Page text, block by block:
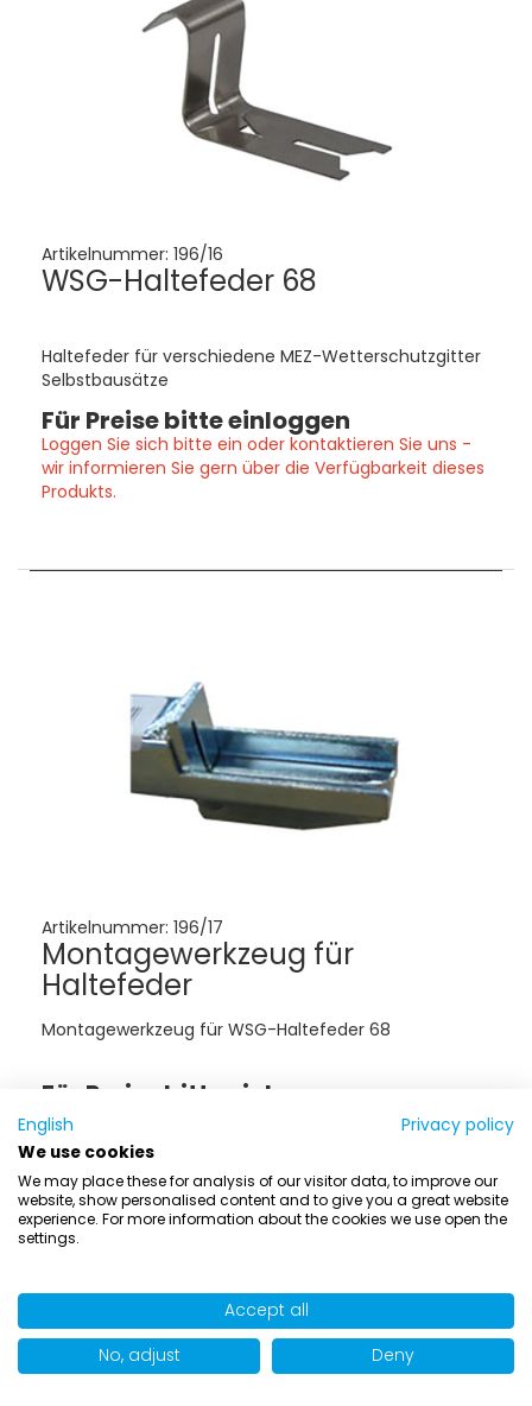
Artikelnummer: 196/16
WSG-Haltefeder 68
Haltefeder für verschiedene MEZ-Wetterschutzgitter
Selbstbausätze
Für Preise bitte einloggen
Loggen Sie sich bitte ein oder kontaktieren Sie uns -
wir informieren Sie gern über die Verfügbarkeit dieses
Produkts.
Artikelnummer: 196/17
Montagewerkzeug für
Haltefeder
Montagewerkzeug für WSG-Haltefeder 68
Für Preise bitte einloggen
Loggen Sie sich bitte ein oder kontaktieren Sie uns -
wir informieren Sie gern über die Verfügbarkeit dieses
Produkts.
English
Privacy policy
We use cookies
We may place these for analysis of our visitor data, to improve our
website, show personalised content and to give you a great website
experience. For more information about the cookies we use open the
settings.
Accept all
No, adjust
Deny